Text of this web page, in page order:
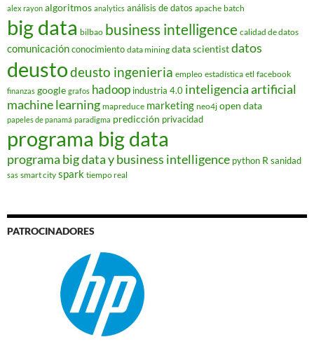
alex rayon algoritmos analytics análisis de datos apache batch
big data bilbao business intelligence calidad de datos
comunicaciónconocimiento data mining data scientistdatos
deustodeusto ingenieria empleo estadística etl facebook
finanzas google grafos hadoop industria 4.0 inteligencia artificial
machine learning mapreduce marketing neo4j open data
papeles de panamá paradigma predicción privacidad
programa big data
programa big data y business intelligence python R sanidad
sas smart city spark tiempo real
PATROCINADORES